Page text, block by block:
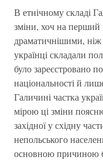
В етнічному складі
зміни, хоч на перший
драматичнішими,
українці складали
було зареєстровано
національності й
Галичині частка
мірою ці зміни
західної у східну
непольського
основною причиною